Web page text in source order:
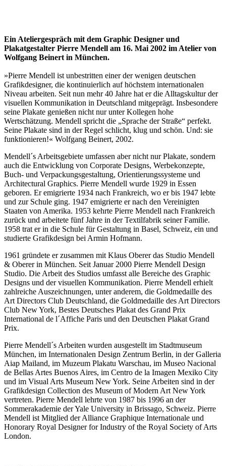
Ein Ateliergespräch mit dem Graphic Designer und
Plakatgestalter Pierre Mendell am 16. Mai 2002 im Atelier von
Wolfgang Beinert in München.
»Pierre Mendell ist unbestritten einer der wenigen deutschen
Grafikdesigner, die kontinuierlich auf höchstem internationalen
Niveau arbeiten. Seit nun mehr 40 Jahre hat er die Alltagskultur der
visuellen Kommunikation in Deutschland mitgeprägt. Insbesondere
seine Plakate genießen nicht nur unter Kollegen hohe
Wertschätzung. Mendell spricht die „Sprache der Straße“ perfekt.
Seine Plakate sind in der Regel schlicht, klug und schön. Und: sie
funktionieren!« Wolfgang Beinert, 2002.
Mendell´s Arbeitsgebiete umfassen aber nicht nur Plakate, sondern
auch die Entwicklung von Corporate Designs, Werbekonzepte,
Buch- und Verpackungsgestaltung, Orientierungssysteme und
Architectural Graphics. Pierre Mendell wurde 1929 in Essen
geboren. Er emigrierte 1934 nach Frankreich, wo er bis 1947 lebte
und zur Schule ging. 1947 emigrierte er nach den Vereinigten
Staaten von Amerika. 1953 kehrte Pierre Mendell nach Frankreich
zurück und arbeitete fünf Jahre in der Textilfabrik seiner Familie.
1958 trat er in die Schule für Gestaltung in Basel, Schweiz, ein und
studierte Grafikdesign bei Armin Hofmann.
1961 gründete er zusammen mit Klaus Oberer das Studio Mendell
& Oberer in München. Seit Januar 2000 Pierre Mendell Design
Studio. Die Arbeit des Studios umfasst alle Bereiche des Graphic
Designs und der visuellen Kommunikation. Pierre Mendell erhielt
zahlreiche Auszeichnungen, unter anderem, die Goldmedaille des
Art Directors Club Deutschland, die Goldmedaille des Art Directors
Club New York, Bestes Deutsches Plakat des Grand Prix
International de l´Affiche Paris und den Deutschen Plakat Grand
Prix.
Pierre Mendell´s Arbeiten wurden ausgestellt im Stadtmuseum
München, im Internationalen Design Zentrum Berlin, in der Galleria
Aiap Mailand, im Muzeum Plakatu Warschau, im Museo Nacional
de Bellas Artes Buenos Aires, im Centro de la Imagen Mexiko City
und im Visual Arts Museum New York. Seine Arbeiten sind in der
Grafikdesign Collection des Museum of Modern Art New York
vertreten. Pierre Mendell lehrte von 1987 bis 1996 an der
Sommerakademie der Yale University in Brissago, Schweiz. Pierre
Mendell ist Mitglied der Alliance Graphique Internationale und
Honorary Royal Designer for Industry of the Royal Society of Arts
London.